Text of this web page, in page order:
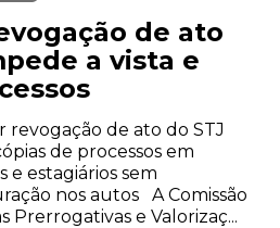
de ato
a vista e
revogação de ato do STJ
de processos em
e estagiários sem
nos autos A Comissão
Prerrogativas e Valorizaç...